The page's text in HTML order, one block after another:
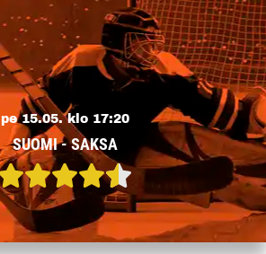
pe 15.05. klo 17:20
SUOMI - SAKSA